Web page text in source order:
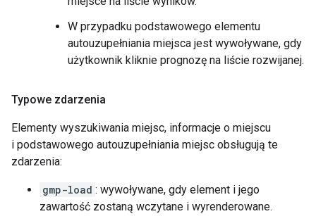
W przypadku podstawowego elementu
autouzupełniania miejsca jest wywoływane, gdy
użytkownik kliknie prognozę na liście rozwijanej.
Typowe zdarzenia
Elementy wyszukiwania miejsc, informacje o miejscu
i podstawowego autouzupełniania miejsc obsługują te
zdarzenia:
gmp-load : wywoływane, gdy element i jego
zawartość zostaną wczytane i wyrenderowane.